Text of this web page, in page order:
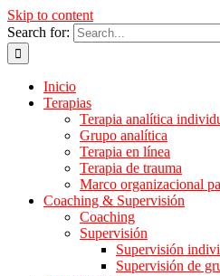
Skip to content
Search for:
Inicio
Terapias
Terapia analítica
Grupo analítica
Terapia en línea
Terapia de trauma
Marco organizacional
Coaching & Supervisión
Coaching
Supervisión
Supervisión
Supervisión de